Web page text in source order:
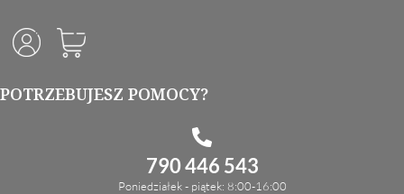
POTRZEBUJESZ POMOCY?
790 446 543
Poniedziałek - piątek: 8:00-16:00